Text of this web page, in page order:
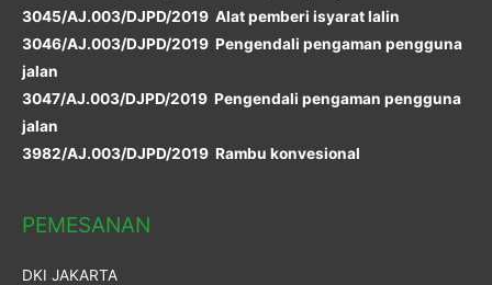
3045/AJ.003/DJPD/2019 Alat pemberi isyarat lalin
3046/AJ.003/DJPD/2019 Pengendali pengaman pengguna
jalan
3047/AJ.003/DJPD/2019 Pengendali pengaman pengguna
jalan
3982/AJ.003/DJPD/2019 Rambu konvesional
PEMESANAN
DKI JAKARTA